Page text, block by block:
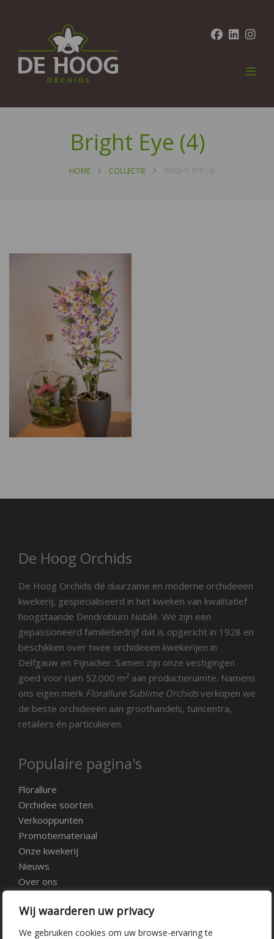
Wij waarderen uw privacy
We gebruiken cookies om uw browse-ervaring te
Bright Eye (4)
HOME COLLECTIE BRIGHT EYE (4)
De Hoog Orchids
De Hoog Orchids dé duurzame en moderne orchideeën
kwekerij, gespecialiseerd in het kweken van kwalitatief
hoogstaande Dendrobium Nobilé. We zijn een
gepassioneerd familiebedrijf dat is opgericht in 1928 en
beschikken over twee orchideeën kwekerijen in
Delfgauw en Pijnacker. Samen zijn onze vestigingen
goed voor ruim 52.000 m2 aan productieruimte. Namens
ons eigen merk Florallure Sublime Orchidsverkopen we
de beste orchideeën aan groothandels, tuincentra,
retailers én particulieren.
Populaire pagina's
Florallure
Orchidee soorten
Verkooppunten
Promotiemateriaal
Onze kwekerij
Nieuws
Over ons
Vacatures
Contact